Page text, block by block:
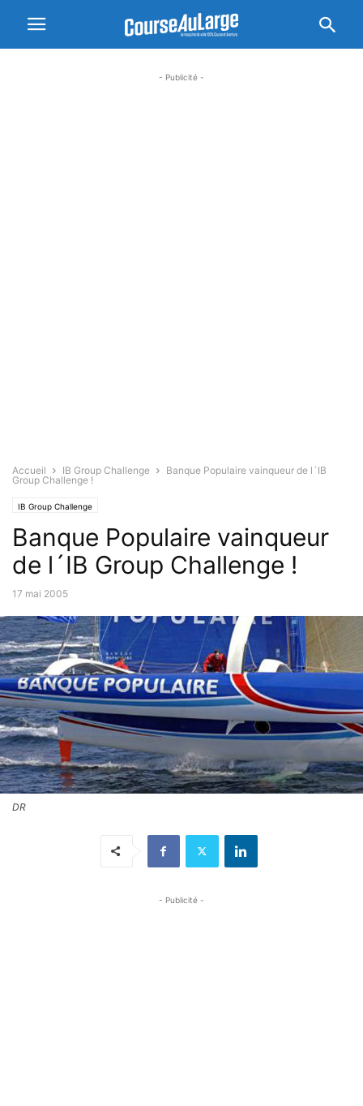
- Publicité -
Accueil IB Group Challenge
Banque Populaire vainqueur de l´IB
Group Challenge !
IB Group Challenge
Banque Populaire vainqueur
de l´IB Group Challenge !
17 mai 2005
DR
- Publicité -